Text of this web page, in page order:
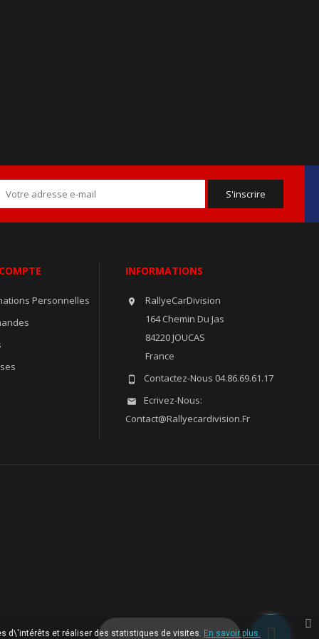
Laissez-nous un message
Personnelles
INFORMATIONS

RallyeCarDivision
164 Chemin Du Jas
84220 JOUCAS
France
 Contactez-Nous 04.86.69.61.17

Ecrivez-Nous:
Contact@rallyecardivision.fr
d\'intérêts et réaliser des statistiques de visites. En savoir plus.